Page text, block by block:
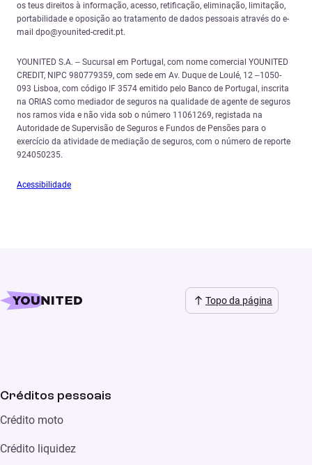
os teus direitos à informação, acesso, retificação, eliminação, limitação,
portabilidade e oposição ao tratamento de dados pessoais através do e-
mail dpo@younited-credit.pt.
YOUNITED S.A. – Sucursal em Portugal, com nome comercial YOUNITED
CREDIT, NIPC 980779359, com sede em Av. Duque de Loulé, 12 –1050-
093 Lisboa, com código IF 3574 emitido pelo Banco de Portugal, inscrita
na ORIAS como mediador de seguros na qualidade de agente de seguros
nos ramos vida e não vida sob o número 11061269, registada na
Autoridade de Supervisão de Seguros e Fundos de Pensões para o
exercício da atividade de mediação de seguros, com o número de reporte
924050235.
Acessibilidade
Topo da página
Créditos pessoais
Crédito moto
Crédito liquidez